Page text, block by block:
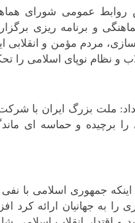
روابط عمومی شورای
مردم مؤمن و انقلابی
و نظام نوپای اسلامی را
برچیده و حماسه ای
اینکه جمهوری اسلامی با
را به جهانیان ارائه کرد